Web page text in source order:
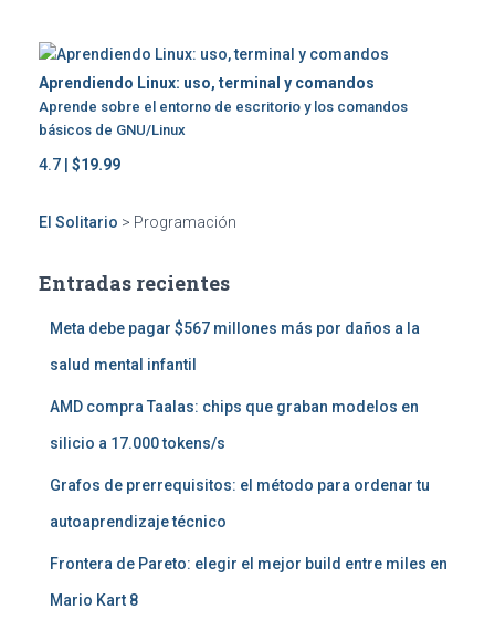
Aprendiendo Linux: uso, terminal y comandos
Aprende sobre el entorno de escritorio y los comandos
básicos de GNU/Linux
4.7 | $19.99
El Solitario > Programación
Entradas recientes
Meta debe pagar $567 millones más por daños a la
salud mental infantil
AMD compra Taalas: chips que graban modelos en
silicio a 17.000 tokens/s
Grafos de prerrequisitos: el método para ordenar tu
autoaprendizaje técnico
Frontera de Pareto: elegir el mejor build entre miles en
Mario Kart 8